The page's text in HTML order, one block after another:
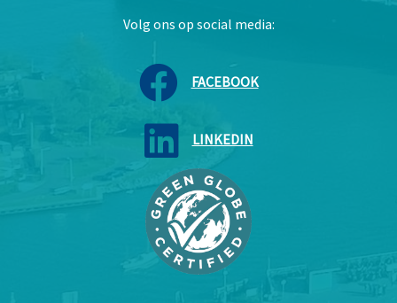
Volg ons op social media:
FACEBOOK
LINKEDIN